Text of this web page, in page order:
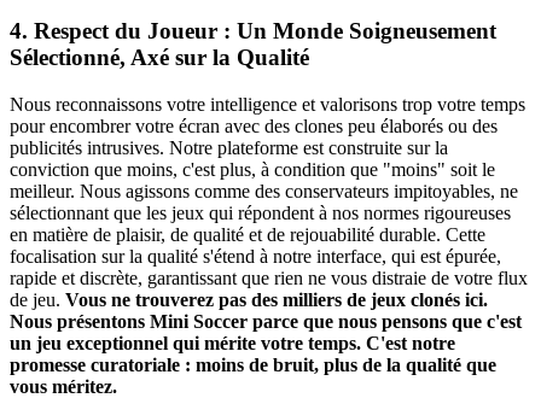
4. Respect du Joueur : Un Monde Soigneusement
Sélectionné, Axé sur la Qualité
Nous reconnaissons votre intelligence et valorisons trop votre temps
pour encombrer votre écran avec des clones peu élaborés ou des
publicités intrusives. Notre plateforme est construite sur la
conviction que moins, c'est plus, à condition que "moins" soit le
meilleur. Nous agissons comme des conservateurs impitoyables, ne
sélectionnant que les jeux qui répondent à nos normes rigoureuses
en matière de plaisir, de qualité et de rejouabilité durable. Cette
focalisation sur la qualité s'étend à notre interface, qui est épurée,
rapide et discrète, garantissant que rien ne vous distraie de votre flux
de jeu. Vous ne trouverez pas des milliers de jeux clonés ici.
Nous présentons Mini Soccer parce que nous pensons que c'est
un jeu exceptionnel qui mérite votre temps. C'est notre
promesse curatoriale : moins de bruit, plus de la qualité que
vous méritez.